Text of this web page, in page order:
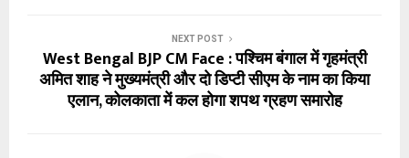
NEXT POST
West Bengal BJP CM Face : पश्चिम बंगाल में गृहमंत्री
अमित शाह ने मुख्यमंत्री और दो डिप्टी सीएम के नाम का किया
एलान, कोलकाता में कल होगा शपथ ग्रहण समारोह